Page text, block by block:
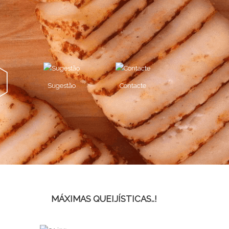
Sugestão Contacte
MÁXIMAS QUEIJÍSTICAS..!